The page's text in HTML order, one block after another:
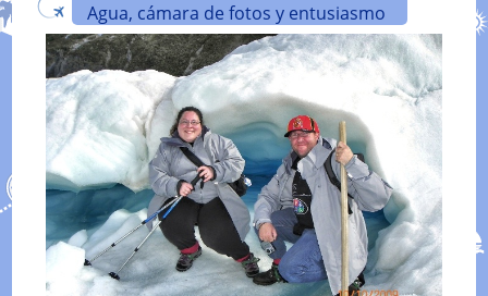
Agua, cámara de fotos y entusiasmo